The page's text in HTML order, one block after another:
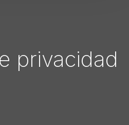
privacidad